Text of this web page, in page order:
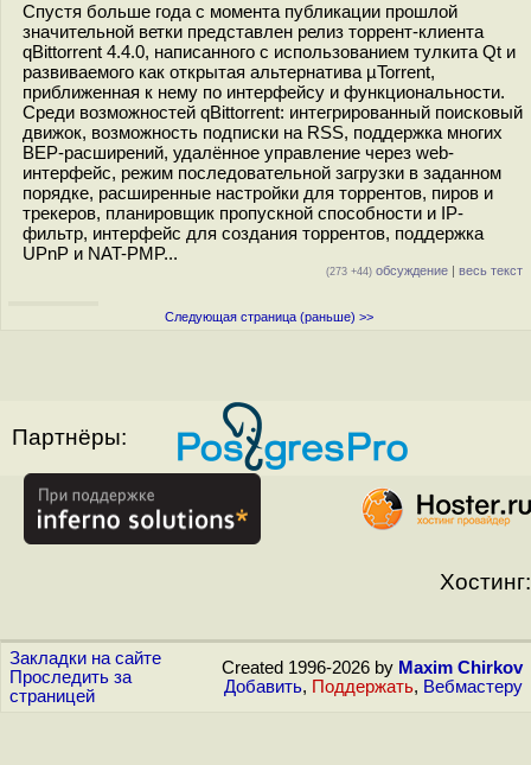
Спустя больше года с момента публикации прошлой
значительной ветки представлен релиз торрент-клиента
qBittorrent 4.4.0, написанного с использованием тулкита Qt и
развиваемого как открытая альтернатива µTorrent,
приближенная к нему по интерфейсу и функциональности.
Среди возможностей qBittorrent: интегрированный поисковый
движок, возможность подписки на RSS, поддержка многих
BEP-расширений, удалённое управление через web-
интерфейс, режим последовательной загрузки в заданном
порядке, расширенные настройки для торрентов, пиров и
трекеров, планировщик пропускной способности и IP-
фильтр, интерфейс для создания торрентов, поддержка
UPnP и NAT-PMP...
(273 +44) обсуждение | весь текст
Следующая страница (раньше) >>
Партнёры:
Хостинг:
Закладки на сайте
Проследить за
страницей
Created 1996-2026 by Maxim Chirkov
Добавить, Поддержать, Вебмастеру